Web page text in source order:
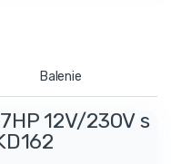
Balenie
12V/230V s